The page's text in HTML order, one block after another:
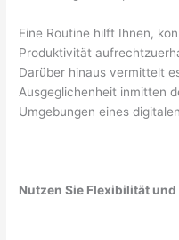
Eine Routine hilft Ihnen,
Produktivität
Darüber hinaus vermittelt
Ausgeglichenheit inmitten
Umgebungen eines
Nutzen Sie Flexibilität